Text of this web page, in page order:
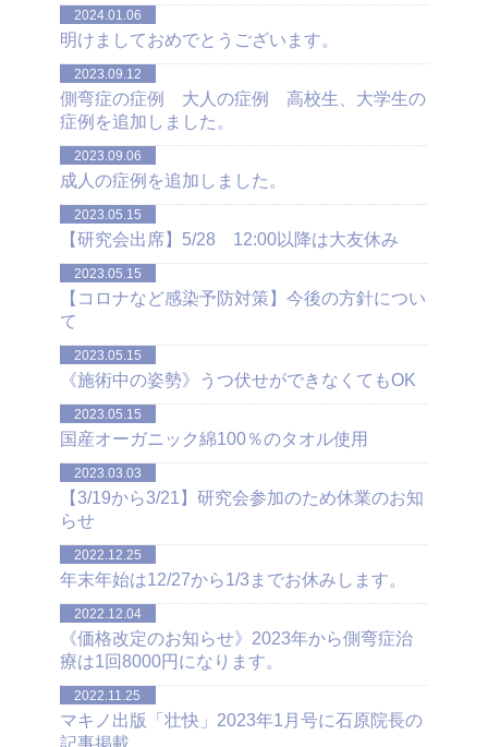
2024.01.06
明けましておめでとうございます。
2023.09.12
側弯症の症例 大人の症例 高校生、大学生の
症例を追加しました。
2023.09.06
成人の症例を追加しました。
2023.05.15
【研究会出席】5/28 12:00以降は大友休み
2023.05.15
【コロナなど感染予防対策】今後の方針につい
て
2023.05.15
《施術中の姿勢》うつ伏せができなくてもOK
2023.05.15
国産オーガニック綿100％のタオル使用
2023.03.03
【3/19から3/21】研究会参加のため休業のお知
らせ
2022.12.25
年末年始は12/27から1/3までお休みします。
2022.12.04
《価格改定のお知らせ》2023年から側弯症治
療は1回8000円になります。
2022.11.25
マキノ出版「壮快」2023年1月号に石原院長の
記事掲載